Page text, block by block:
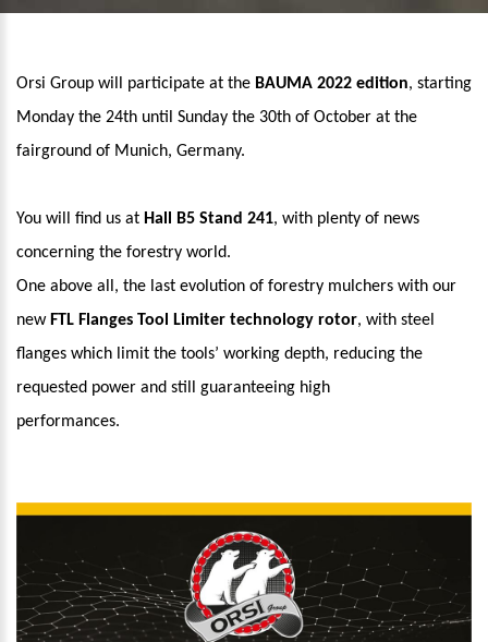
Orsi Group will participate at the BAUMA 2022 edition, starting
Monday the 24th until Sunday the 30th of October at the
fairground of Munich, Germany.
You will find us at Hall B5 Stand 241, with plenty of news
concerning the forestry world.
One above all, the last evolution of forestry mulchers with our
new FTL Flanges Tool Limiter technology rotor, with steel
flanges which limit the tools’ working depth, reducing the
requested power and still guaranteeing high
performances.